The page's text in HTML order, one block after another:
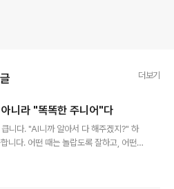
더보기
니라 "똑똑한 주니어"다
니다. "AI니까 알아서 다 해주겠지?" 하
니다. 어떤 때는 놀랍도록 잘하고, 어떤
아닌 똑똑한 주니어 개발자로 대하세